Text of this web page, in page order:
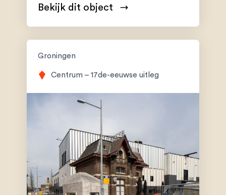
Bekijk dit object
Groningen
Centrum – 17de-eeuwse uitleg